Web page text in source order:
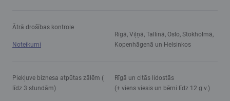
Ātrā drošības kontrole
Noteikumi
Rīgā, Viļņā, Tallinā, Oslo, Stokholmā,
Kopenhāgenā un Helsinkos
Piekļuve biznesa atpūtas zālēm (
līdz 3 stundām)
Rīgā un citās lidostās
(+ viens viesis un bērni līdz 12 g.v.)